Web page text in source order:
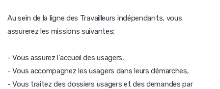
Au sein de la ligne des Travailleurs indépendants, vous
assurerez les missions suivantes:
- Vous assurez l'accueil des usagers,
- Vous accompagnez les usagers dans leurs démarches,
- Vous traitez des dossiers usagers et des demandes par